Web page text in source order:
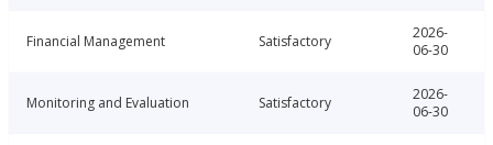
Financial Management Satisfactory
2026-
06-30
Monitoring and Evaluation Satisfactory
2026-
06-30